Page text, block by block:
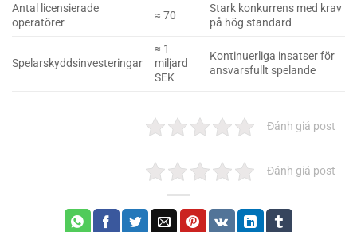
Antal licensierade
operatörer
≈ 70
Stark konkurrens med krav
på hög standard
Spelarskyddsinvesteringar
≈ 1
miljard
SEK
Kontinuerliga insatser för
ansvarsfullt spelande
Đánh giá post
Đánh giá post